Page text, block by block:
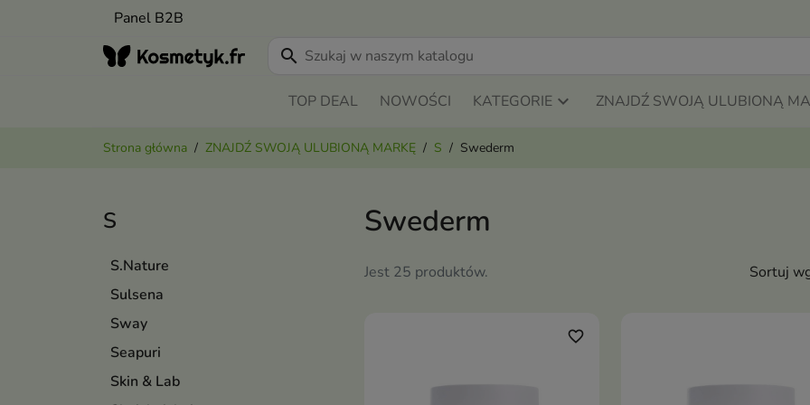
Panel B2B
search
TOP DEAL NOWOŚCI KATEGORIE ZNAJDŹ SWOJĄ ULUBIONĄ
Strona główna ZNAJDŹ SWOJĄ ULUBIONĄ MARKĘ S Swederm
S
S.Nature
Sulsena
Sway
Seapuri
Skin & Lab
Swederm
Jest 25 produktów. Sortuj
favorite_border